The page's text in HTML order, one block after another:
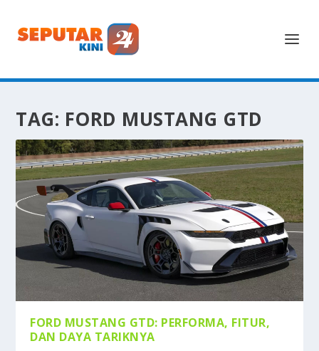
TAG: FORD MUSTANG GTD
FORD MUSTANG GTD: PERFORMA, FITUR,
DAN DAYA TARIKNYA